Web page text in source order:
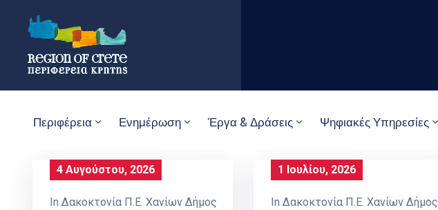
Περιφέρεια Ενημέρωση Έργα & Δράσεις Ψηφιακές Υπηρεσίες
4 Αυγούστου, 2026
In Δακοκτονία Π.Ε. Χανίων Δήμος
1 Ιουλίου, 2026
In Δακοκτονία Π.Ε. Χανίων Δήμος